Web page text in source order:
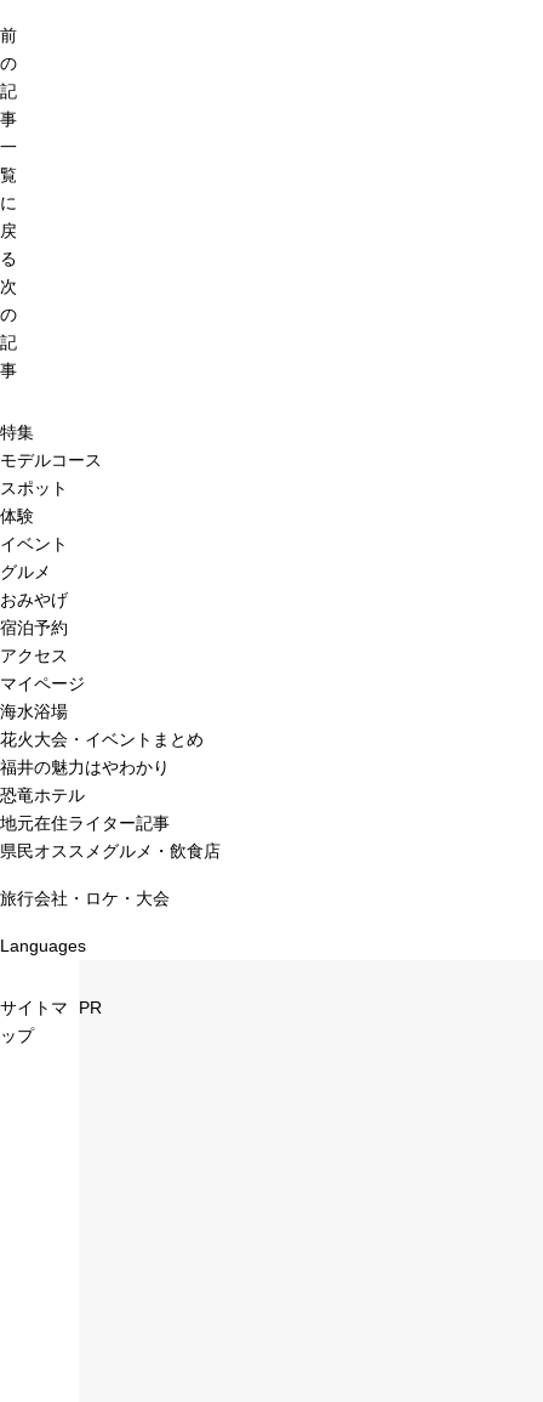
前
の
記
事
一
覧
に
戻
る
次
の
記
事
特集
モデルコース
スポット
体験
イベント
グルメ
おみやげ
宿泊予約
アクセス
マイページ
海水浴場
花火大会・イベントまとめ
福井の魅力はやわかり
恐竜ホテル
地元在住ライター記事
県民オススメグルメ・飲食店
旅行会社・ロケ・大会
Languages
サイトマ
ップ
PR